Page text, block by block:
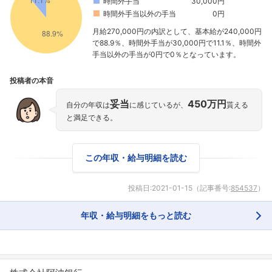
時間外手当以外の手当
0円
月給270,000円の内訳として、基本給が240,000円
で88.9％、時間外手当が30,000円で11.1％、時間外
手当以外の手当が0円で0％となっています。
投稿者の本音
自分の年収は妥当に感じているが、 450万円貰える
と満足できる。
この年収・給与明細を読む
投稿日:2021-01-15 （記事番号:854537 ）
年収・給与明細をもっと読む